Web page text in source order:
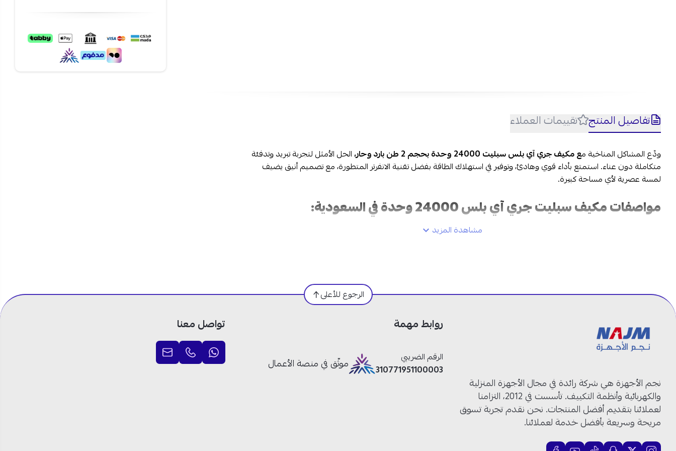
عبر متجر نجم مع شحن آمن وسريع لجميع مدن المملكة وإمكانية التقسيط على
4 دفعات دون فوائد عبر تمارا وتابي.
1- هل يمكن التحكم في المكيف عن بُعد؟
يدعم مكيف جري التحكم الذكي عبر الواي فاي بالإضافة إلى الريموت كنترول لتسهيل
ضبط درجة الحرارة ووضعيات التشغيل.
تفاصيل المنتج تقييمات العملاء
ودّع المشاكل المناخية مع مكيف جري آي بلس سبليت 24000 وحدة بحجم 2 طن بارد وحار،
الحل الأمثل لتجربة تبريد وتدفئة
متكاملة دون عناء. استمتع بأداء قوي وهادئ، وتوفير في استهلاك الطاقة بفضل تقنية الانفرتر المتطورة، مع تصميم أنيق يضيف
لمسة عصرية لأي مساحة كبيرة.
مواصفات مكيف سبليت جري آي بلس 24000 وحدة في السعودية:
نوع الضاغط:انفرتر
الحجم:2 طن
توزيع الهواء:
التشغيل:هادئ ومريح
مكيف جري الجداري 2 طن انفرتر: تصميم أنيق يضيف لمسة عصرية!
سعة تبريد وتدفئة قوية 24000 وحدة:
تغطي المساحات الكبيرة بسرعة وكفاءة، لتبقى غرفة المعيشة أو المكتب مثالية طوال
العام.
تقنية إنفرتر متقدمة:تقلل استهلاك الكهرباء وتحافظ على درجة حرارة ثابتة، مما يوفر لك فواتير أقل وراحة مستمرة.
مشاهدة المزيد
الرجوع للأعلى
نجم الأجهزة هي شركة رائدة في مجال الأجهزة المنزلية
والكهربائية وأنظمة التكييف. تأسست في 2012، التزامنا
لعملائنا بتقديم أفضل المنتجات. نحن نقدم تجربة تسوق
مريحة وسريعة بأفضل خدمة لعملائنا.
روابط مهمة
الرقم الضريبي
310771951100003
موثّق في منصة الأعمال
تواصل معنا